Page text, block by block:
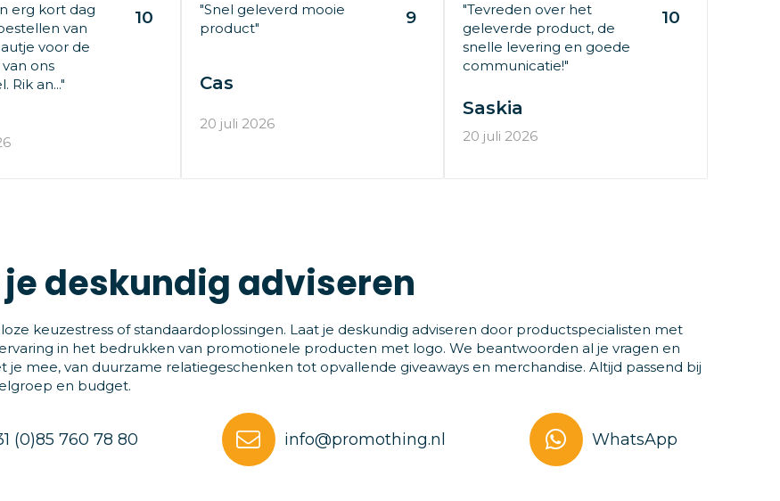
erg kort dag
van
voor de
ons
Rik an..."
10
"Snel geleverd mooie
product"
9
Cas
20 juli 2026
"Tevreden over het
geleverde product, de
snelle levering en goede
communicatie!"
10
Saskia
20 juli 2026
je deskundig adviseren
keuzestress of standaardoplossingen. Laat je deskundig adviseren door productspecialisten met
in het bedrukken van promotionele producten met logo. We beantwoorden al je vragen en
je mee, van duurzame relatiegeschenken tot opvallende giveaways en merchandise. Altijd passend bij
en budget.
(0)85 760 78 80 info@promothing.nl WhatsApp